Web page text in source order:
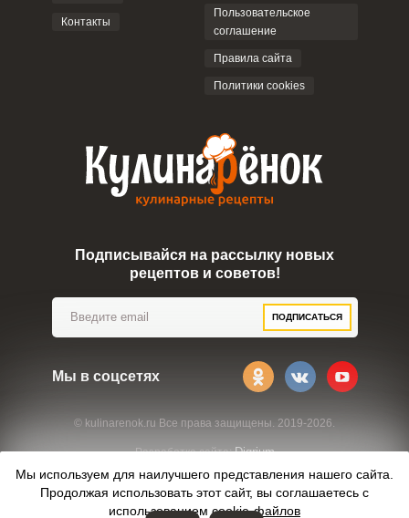
© kulinarenok.ru Все права защищены. 2019-2026.
Разработка сайта:Digrium
Контакты
Пользовательское
соглашение
Правила сайта
Политики cookies
Подписывайся на рассылку новых
рецептов и советов!
ПОДПИСАТЬСЯ
Мы в соцсетях
Мы используем для наилучшего представления нашего сайта.
Продолжая использовать этот сайт, вы соглашаетесь с
использованиемcookie-файлов